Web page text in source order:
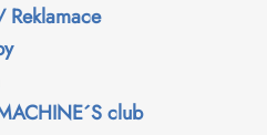
club